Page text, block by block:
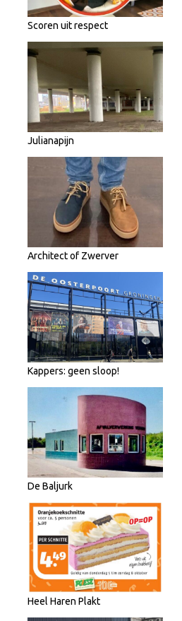
Scoren uit respect
Julianapijn
Architect of Zwerver
Kappers: geen sloop!
De Baljurk
Heel Haren Plakt